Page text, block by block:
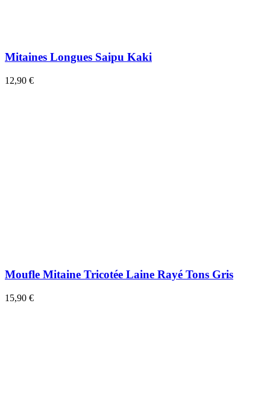
Mitaines Longues Saipu Kaki
12,90 €
Moufle Mitaine Tricotée Laine Rayé Tons Gris
15,90 €